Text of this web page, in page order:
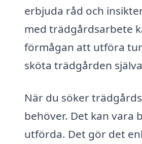
erbjuda råd och
med trädgårdsarbete
förmågan att utföra
sköta trädgården
När du söker
behöver. Det kan vara
utförda. Det gör det